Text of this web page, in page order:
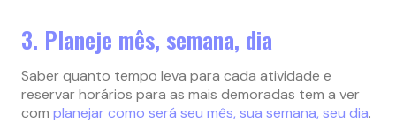
3. Planeje mês, semana, dia
Saber quanto tempo leva para cada atividade e
reservar horários para as mais demoradas tem a ver
com planejar como será seu mês, sua semana, seu dia.